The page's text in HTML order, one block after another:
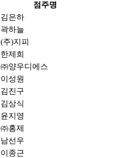
점주명
김은하
곽하늘
(주)지피
한제희
㈜양우디에스
이성원
김진구
김상식
윤지영
㈜홍제
남선우
이종근